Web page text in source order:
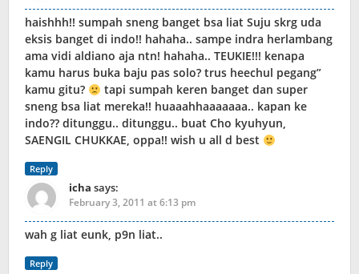
haishhh!! sumpah sneng banget bsa liat Suju skrg uda
eksis banget di indo!! hahaha.. sampe indra herlambang
ama vidi aldiano aja ntn! hahaha.. TEUKIE!!! kenapa
kamu harus buka baju pas solo? trus heechul pegang”
kamu gitu?
tapi sumpah keren banget dan super
sneng bsa liat mereka!! huaaahhaaaaaaa.. kapan ke
indo?? ditunggu.. ditunggu.. buat Cho kyuhyun,
SAENGIL CHUKKAE, oppa!! wish u all d best
Reply
icha says:
February 3, 2011 at 6:13 pm
wah g liat eunk, p9n liat..
Reply